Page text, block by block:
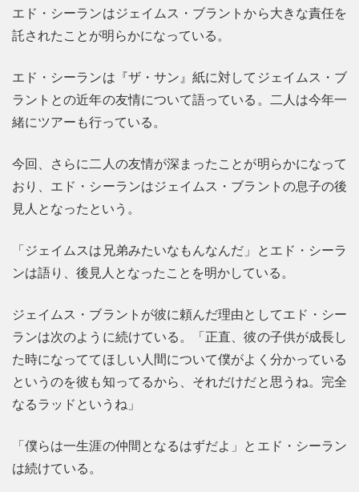
エド・シーランはジェイムス・ブラントから大きな責任を
託されたことが明らかになっている。
エド・シーランは『ザ・サン』紙に対してジェイムス・ブ
ラントとの近年の友情について語っている。二人は今年一
緒にツアーも行っている。
今回、さらに二人の友情が深まったことが明らかになって
おり、エド・シーランはジェイムス・ブラントの息子の後
見人となったという。
「ジェイムスは兄弟みたいなもんなんだ」とエド・シーラ
ンは語り、後見人となったことを明かしている。
ジェイムス・ブラントが彼に頼んだ理由としてエド・シー
ランは次のように続けている。「正直、彼の子供が成長し
た時になっててほしい人間について僕がよく分かっている
というのを彼も知ってるから、それだけだと思うね。完全
なるラッドというね」
「僕らは一生涯の仲間となるはずだよ」とエド・シーラン
は続けている。